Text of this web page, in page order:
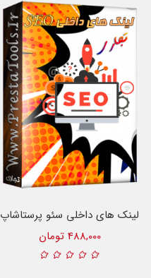
لینک های داخلی سئو پرستاشاپ
488,000 تومان